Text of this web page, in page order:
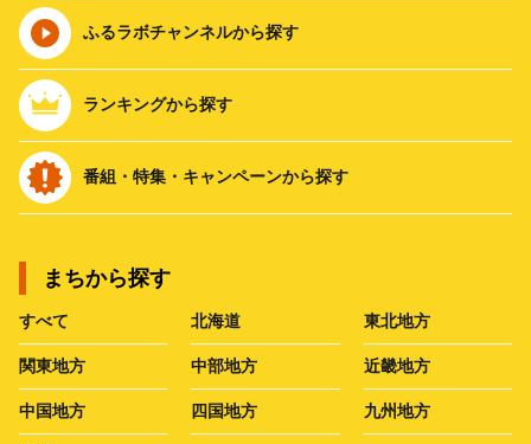
ふるラボチャンネルから探す
ランキングから探す
番組・特集・キャンペーンから探す
まちから探す
すべて 北海道 東北地方
関東地方 中部地方 近畿地方
中国地方 四国地方 九州地方